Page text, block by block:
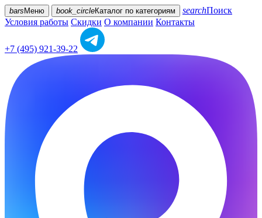
bars Меню book_circleКаталог по категориям searchПоиск
Условия работы Скидки О компании Контакты
+7 (495) 921-39-22